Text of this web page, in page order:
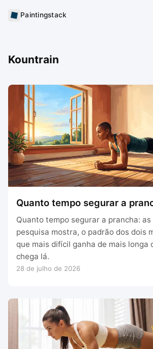
Paintingstack
Kountrain
Quanto tempo segurar a
Quanto tempo segurar a prancha: as
pesquisa mostra, o padrão dos dois
que mais difícil ganha de mais longa
chega lá.
28 de julho de 2026